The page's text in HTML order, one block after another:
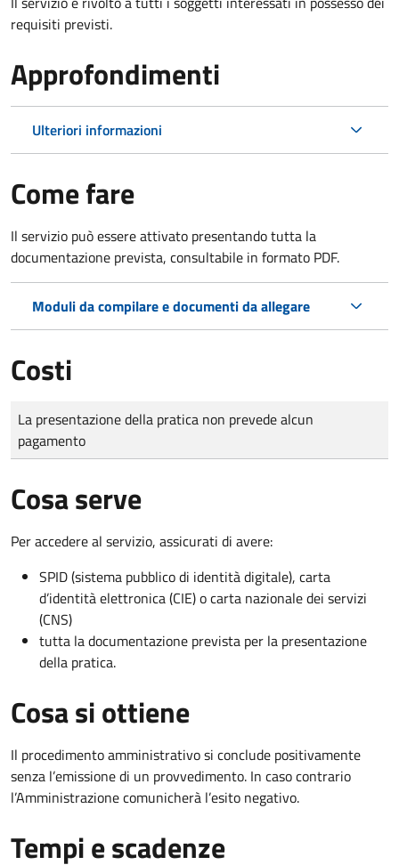
requisiti previsti.
Approfondimenti
Ulteriori informazioni
Come fare
Il servizio può essere attivato presentando tutta la
documentazione prevista, consultabile in formato PDF.
Moduli da compilare e documenti da allegare
Costi
Tipo di pagamento
Importo
La presentazione della pratica non prevede alcun
pagamento
Cosa serve
Per accedere al servizio, assicurati di avere:
SPID (sistema pubblico di identità digitale), carta
d’identità elettronica (CIE) o carta nazionale dei servizi
(CNS)
tutta la documentazione prevista per la presentazione
della pratica.
Cosa si ottiene
Il procedimento amministrativo si conclude positivamente
senza l’emissione di un provvedimento. In caso contrario
l’Amministrazione comunicherà l’esito negativo.
Tempi e scadenze